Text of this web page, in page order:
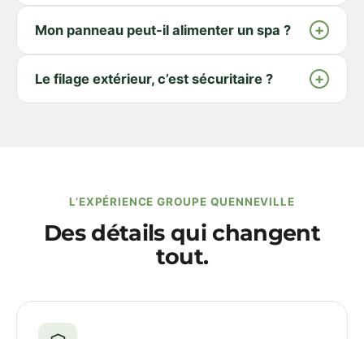
Mon panneau peut-il alimenter un spa ? +
Le filage extérieur, c’est sécuritaire ? +
L’EXPÉRIENCE GROUPE QUENNEVILLE
Des détails qui changent
tout.